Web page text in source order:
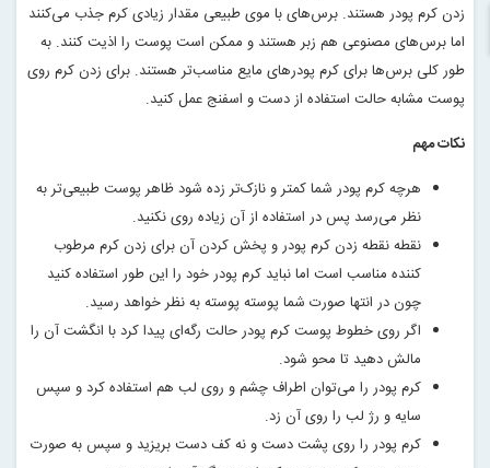
زدن کرم پودر هستند. برس‌های با موی طبیعی مقدار زیادی کرم جذب می‌کنند
اما برس‌های مصنوعی هم زبر هستند و ممکن است پوست را اذیت کنند. به
طور کلی برس‌ها برای کرم پودرهای مایع مناسب‌تر هستند. برای زدن کرم روی
پوست مشابه حالت استفاده از دست و اسفنج عمل کنید.
نکات مهم
هرچه کرم پودر شما کمتر و نازک‌تر زده شود ظاهر پوست طبیعی‌تر به
نظر می‌رسد پس در استفاده از آن زیاده روی نکنید.
نقطه نقطه زدن کرم پودر و پخش کردن آن برای زدن کرم مرطوب
کننده مناسب است اما نباید کرم پودر خود را این طور استفاده کنید
چون در انتها صورت شما پوسته پوسته به نظر خواهد رسید.
اگر روی خطوط پوست کرم پودر حالت رگه‌ای پیدا کرد با انگشت آن را
مالش دهید تا محو شود.
کرم پودر را می‌توان اطراف چشم و روی لب هم استفاده کرد و سپس
سایه و رژ لب را روی آن زد.
کرم پودر را روی پشت دست و نه کف دست بریزید و سپس به صورت